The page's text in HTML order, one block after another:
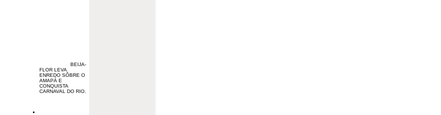
BEIJA-
FLOR LEVA
ENREDO SÔBRE O
AMAPÁ E
CONQUISTA
CARNAVAL
DO RIO.